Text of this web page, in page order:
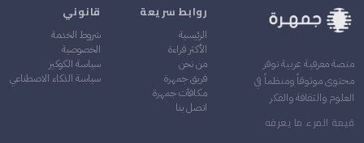
منصة معرفية عربية توفر
محتوى موثوقاً ومنظماً في
العلوم والثقافة والفكر
قيمة المرء ما يعرفه
روابط سريعة
الرئيسية
الأكثر قراءة
من نحن
فريق جمهرة
مكافآت جمهرة
اتصل بنا
قانوني
شروط الخدمة
الخصوصية
سياسة الكوكيز
سياسة الذكاء الاصطناعي